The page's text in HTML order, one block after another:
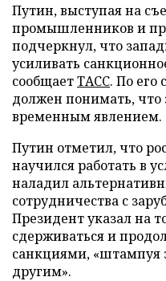
Путин, выступая на
промышленников и
подчеркнул, что
усиливать
сообщаетТАСС. По его
должен понимать, что
временным явлением.
Путин отметил, что
научился работать в
наладил
сотрудничества с
Президент указал на
сдерживаться и
санкциями, «штампуя
другим».